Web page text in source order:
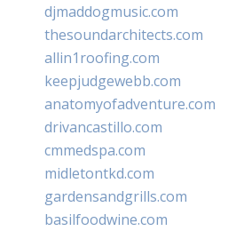
djmaddogmusic.com
thesoundarchitects.com
allin1roofing.com
keepjudgewebb.com
anatomyofadventure.com
drivancastillo.com
cmmedspa.com
midletontkd.com
gardensandgrills.com
basilfoodwine.com